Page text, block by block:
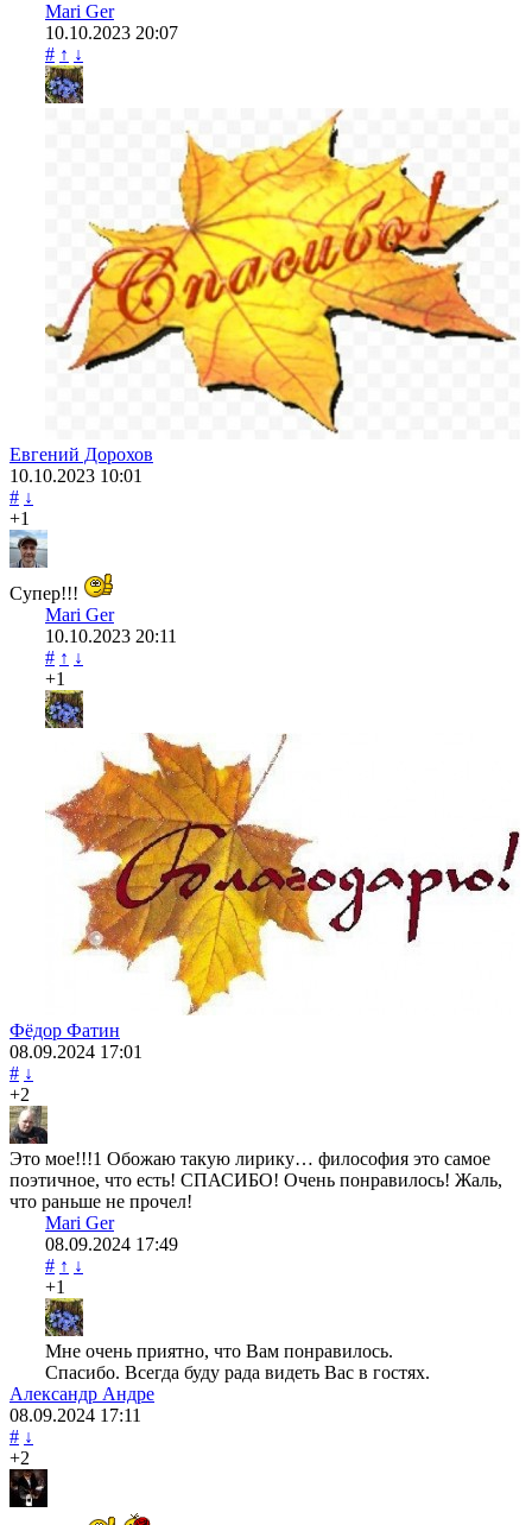
Mari Ger
10.10.2023 20:07
# ↑ ↓
Евгений Дорохов
10.10.2023 10:01
# ↓
+1
Супер!!!
Mari Ger
10.10.2023 20:11
# ↑ ↓
+1
Фёдор Фатин
08.09.2024 17:01
# ↓
+2
Это мое!!!1 Обожаю такую лирику… философия это самое
поэтичное, что есть! СПАСИБО! Очень понравилось! Жаль,
что раньше не прочел!
Mari Ger
08.09.2024 17:49
# ↑ ↓
+1
Мне очень приятно, что Вам понравилось.
Спасибо. Всегда буду рада видеть Вас в гостях.
Александр Андре
08.09.2024 17:11
# ↓
+2